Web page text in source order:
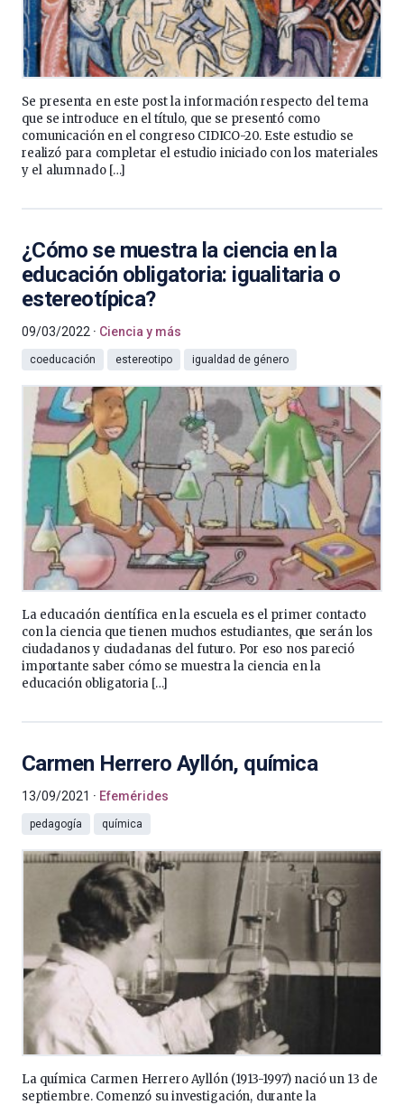
Se presenta en este post la información respecto del tema
que se introduce en el título, que se presentó como
comunicación en el congreso CIDICO-20. Este estudio se
realizó para completar el estudio iniciado con los materiales
y el alumnado […]
¿Cómo se muestra la ciencia en la
educación obligatoria: igualitaria o
estereotípica?
09/03/2022 Ciencia y más
coeducación estereotipo igualdad de género
La educación científica en la escuela es el primer contacto
con la ciencia que tienen muchos estudiantes, que serán los
ciudadanos y ciudadanas del futuro. Por eso nos pareció
importante saber cómo se muestra la ciencia en la
educación obligatoria […]
Carmen Herrero Ayllón, química
13/09/2021 Efemérides
pedagogía química
La química Carmen Herrero Ayllón (1913-1997) nació un 13 de
septiembre. Comenzó su investigación, durante la